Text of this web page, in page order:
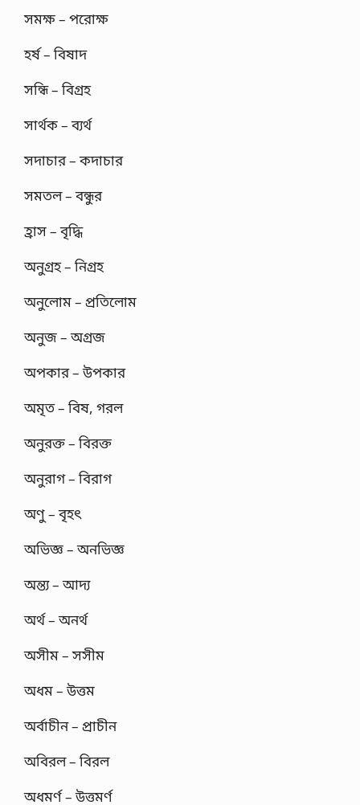
সমক্ষ – পরোক্ষ
হর্ষ – বিষাদ
সন্ধি – বিগ্রহ
সার্থক – ব্যর্থ
সদাচার – কদাচার
সমতল – বন্ধুর
হ্রাস – বৃদ্ধি
অনুগ্রহ – নিগ্রহ
অনুলোম – প্রতিলোম
অনুজ – অগ্রজ
অপকার – উপকার
অমৃত – বিষ, গরল
অনুরক্ত – বিরক্ত
অনুরাগ – বিরাগ
অণু – বৃহৎ
অভিজ্ঞ – অনভিজ্ঞ
অন্ত্য – আদ্য
অর্থ – অনর্থ
অসীম – সসীম
অধম – উত্তম
অর্বাচীন – প্রাচীন
অবিরল – বিরল
অধমর্ণ – উত্তমর্ণ